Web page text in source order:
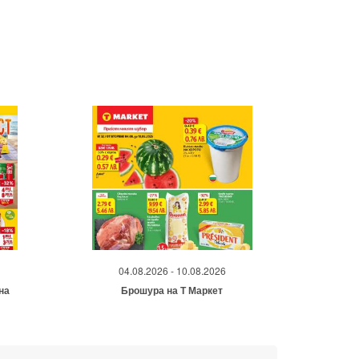
04.08.2026 - 10.08.2026
Брошура на Т Маркет